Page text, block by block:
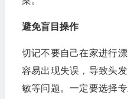
避免盲目操作
切记不要自己在家进行
容易出现失误，导致头
敏等问题。一定要选择